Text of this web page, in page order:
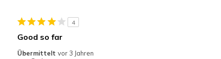
Casual Wear 4
Good so far
Übermittelt vor 3 Jahren